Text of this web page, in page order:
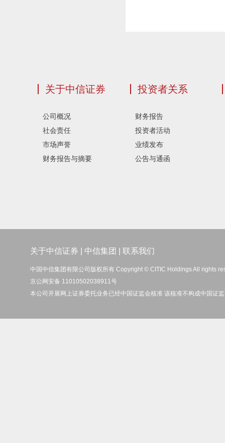
关于中信证券
公司概况
社会责任
市场声誉
财务报告与摘要
投资者关系
财务报告
投资者活动
业绩发布
公告与通函
关于中信证券 中信集团 联系我们
中国中信集团有限公司版权所有 Copyright © CITIC Holdings All rights
京公网安备 11010502038911号
本公司开展网上证券委托业务已经中国证监会核准 该核准不构成中国证